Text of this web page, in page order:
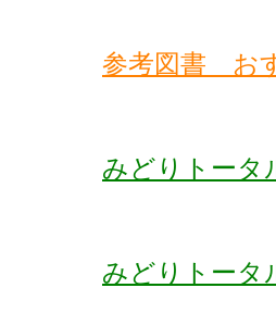
参考図書 お
みどりトー
みどりトー